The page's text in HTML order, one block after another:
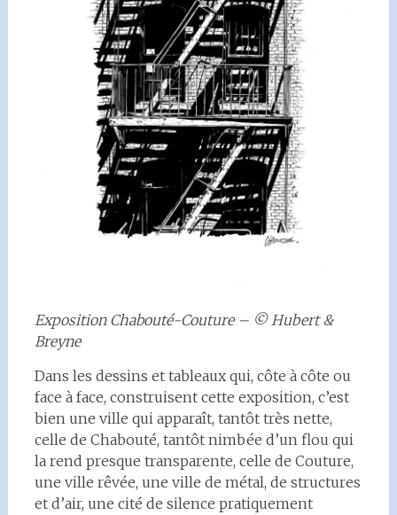
Exposition Chabouté-Couture – © Hubert &
Breyne
Dans les dessins et tableaux qui, côte à côte ou
face à face, construisent cette exposition, c’est
bien une ville qui apparaît, tantôt très nette,
celle de Chabouté, tantôt nimbée d’un flou qui
la rend presque transparente, celle de Couture,
une ville rêvée, une ville de métal, de structures
et d’air, une cité de silence pratiquement